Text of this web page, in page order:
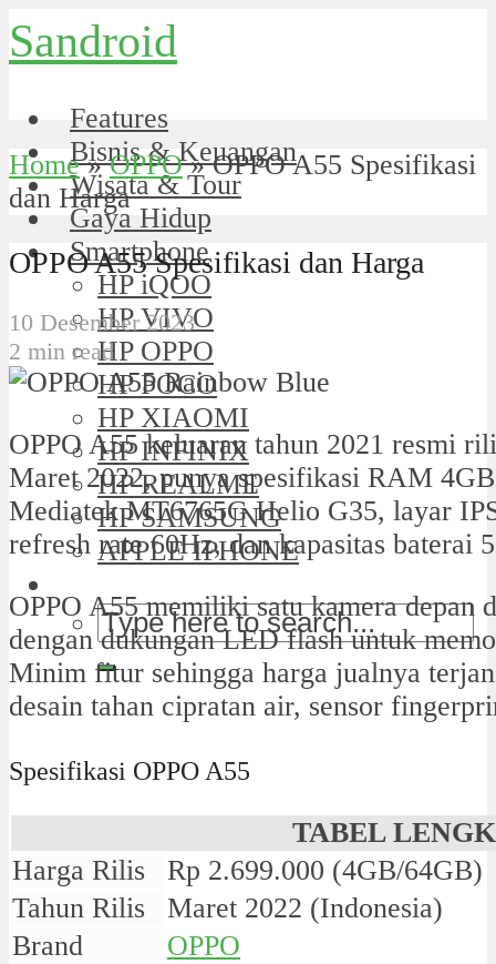
Sandroid
Features
Bisnis & Keuangan
Wisata & Tour
Gaya Hidup
Smartphone
HP iQOO
HP VIVO
HP OPPO
HP POCO
HP XIAOMI
HP INFINIX
HP REALME
HP SAMSUNG
APPLE IPHONE
Home»OPPO»OPPO A55 Spesifikasi
dan Harga
OPPO A55 Spesifikasi dan Harga
10 Desember 2023
2 min read
OPPO A55 keluaran tahun 2021 resmi
Maret 2022, punya spesifikasi RAM
Mediatek MT6765G Helio G35, layar
refresh rate 60Hz, dan kapasitas baterai
OPPO A55 memiliki satu kamera depan
dengan dukungan LED flash untuk
Minim fitur sehingga harga jualnya
desain tahan cipratan air, sensor
Spesifikasi OPPO A55
TABEL
Harga Rilis
Rp 2.699.000 (4GB/64GB)
Tahun Rilis
Maret 2022 (Indonesia)
Brand
OPPO